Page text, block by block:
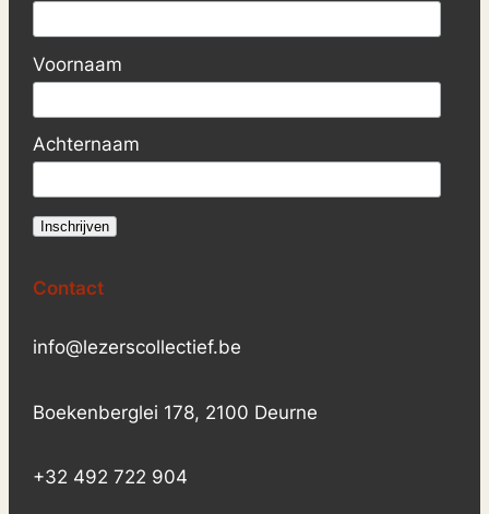
Voornaam
Achternaam
Contact
info@lezerscollectief.be
Boekenberglei 178, 2100 Deurne
+32 492 722 904